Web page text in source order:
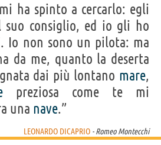
ha spinto a cercarlo: egli
consiglio, ed io gli ho
. Io non sono un pilota: ma
da me, quanto la deserta
dai più lontano mare,
preziosa come te mi
una nave.”
LEONARDO DICAPRIO - Romeo Montecchi